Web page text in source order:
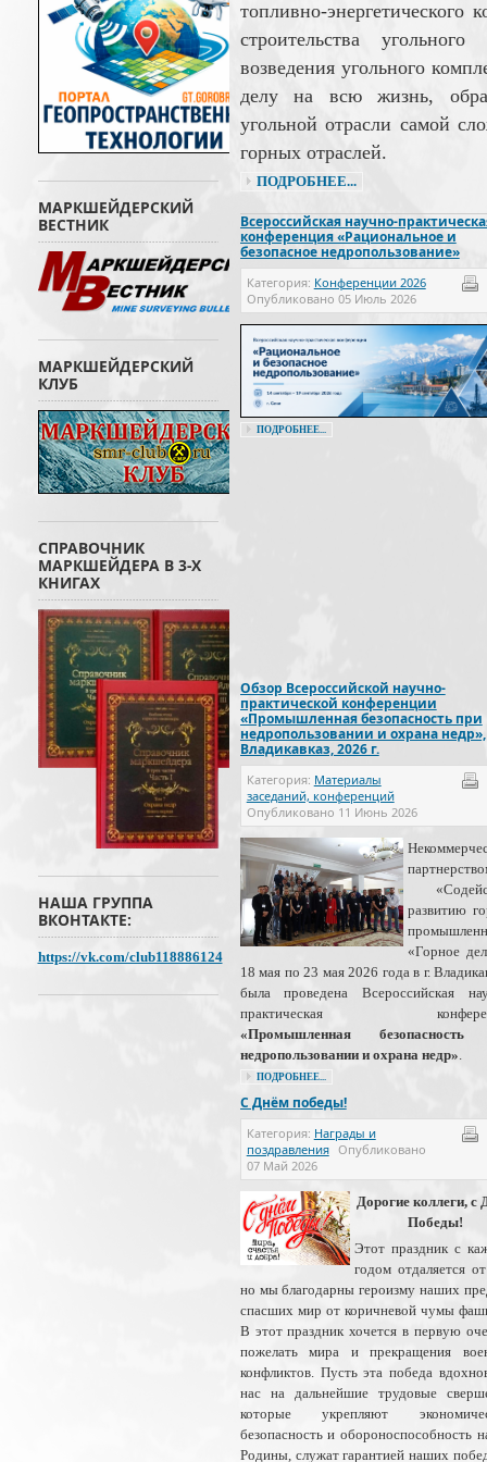
топливно-
строительства
возведения угольного
делу на всю жизнь,
угольной отрасли самой
горных отраслей.
ПОДРОБНЕЕ...
Всероссийская научно-
конференция «Рациональное и
безопасное недропользование»
Категория: Конференции 2026
Опубликовано 05 Июль 2026
ПОДРОБНЕЕ...
Обзор Всероссийской научно-
практической конференции
«Промышленная безопасность при
недропользовании и охрана недр»,
Владикавказ, 2026 г.
Категория: Материалы
заседаний, конференций
Опубликовано 11 Июнь 2026
развитию
«Горное
18 мая по 23 мая 2026 года в г.
была проведена Всероссийская
практическая
«Промышленная безопасность
недропользовании и охрана недр».
ПОДРОБНЕЕ...
С Днём победы!
Категория: Награды и
поздравления Опубликовано
07 Май 2026
Дорогие коллеги, с
Победы!
Этот праздник с
годом отдаляется
но мы благодарны героизму наших
спасших мир от коричневой чумы
В этот праздник хочется в первую
пожелать мира и прекращения
конфликтов. Пусть эта победа
нас на дальнейшие трудовые
которые укрепляют
безопасность и обороноспособность
Родины, служат гарантией наших
МАРКШЕЙДЕРСКИЙ
ВЕСТНИК
МАРКШЕЙДЕРСКИЙ
КЛУБ
СПРАВОЧНИК
МАРКШЕЙДЕРА В 3-Х
КНИГАХ
НАША ГРУППА
ВКОНТАКТЕ:
https://vk.com/club118886124